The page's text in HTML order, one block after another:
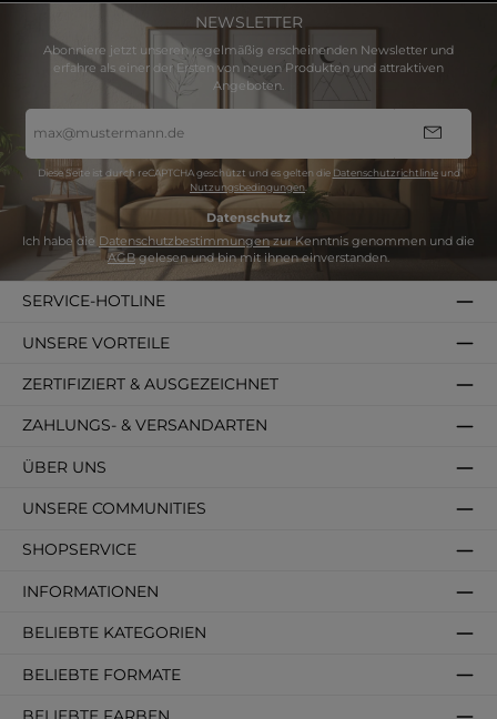
NEWSLETTER
Abonniere jetzt unseren regelmäßig erscheinenden Newsletter und
erfahre als einer der Ersten von neuen Produkten und attraktiven
Angeboten.
Mail-
Adresse
Diese Seite ist durch reCAPTCHA geschützt und es gelten die Datenschutzrichtlinieund
Nutzungsbedingungen.
Datenschutz
Ich habe die Datenschutzbestimmungenzur Kenntnis genommen und die
AGBgelesen und bin mit ihnen einverstanden.
SERVICE-HOTLINE
SHOPSERVICE
INFORMATIONEN
BELIEBTE KATEGORIEN
BELIEBTE FORMATE
ZAHLUNGS- & VERSANDARTEN
ÜBER UNS
ZERTIFIZIERT & AUSGEZEICHNET
UNSERE VORTEILE
UNSERE COMMUNITIES